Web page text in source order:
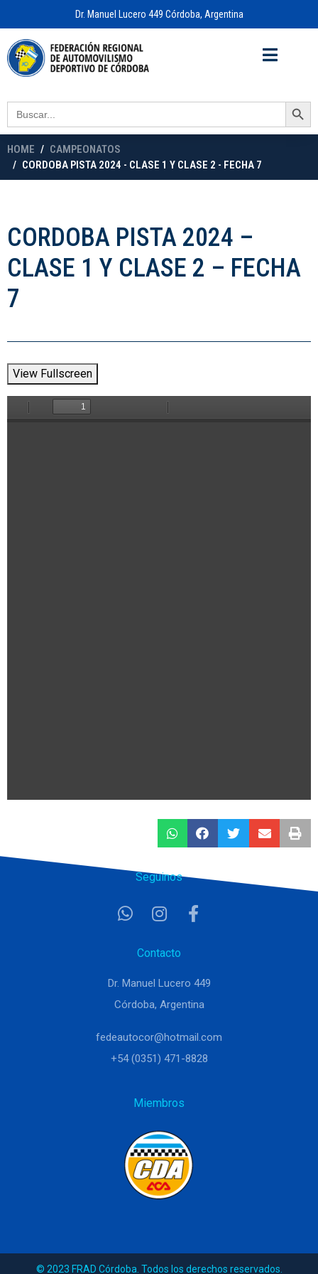
Dr. Manuel Lucero 449 Córdoba, Argentina
Search
for:
Search Button
HOME
CAMPEONATOS
CORDOBA PISTA 2024 - CLASE 1 Y CLASE 2 - FECHA 7
CORDOBA PISTA 2024 –
CLASE 1 Y CLASE 2 – FECHA
7
View Fullscreen
Seguinos
Contacto
Dr. Manuel Lucero 449
Córdoba, Argentina
fedeautocor@hotmail.com
+54 (0351) 471-8828
Miembros
© 2023 FRAD Córdoba. Todos los derechos reservados.